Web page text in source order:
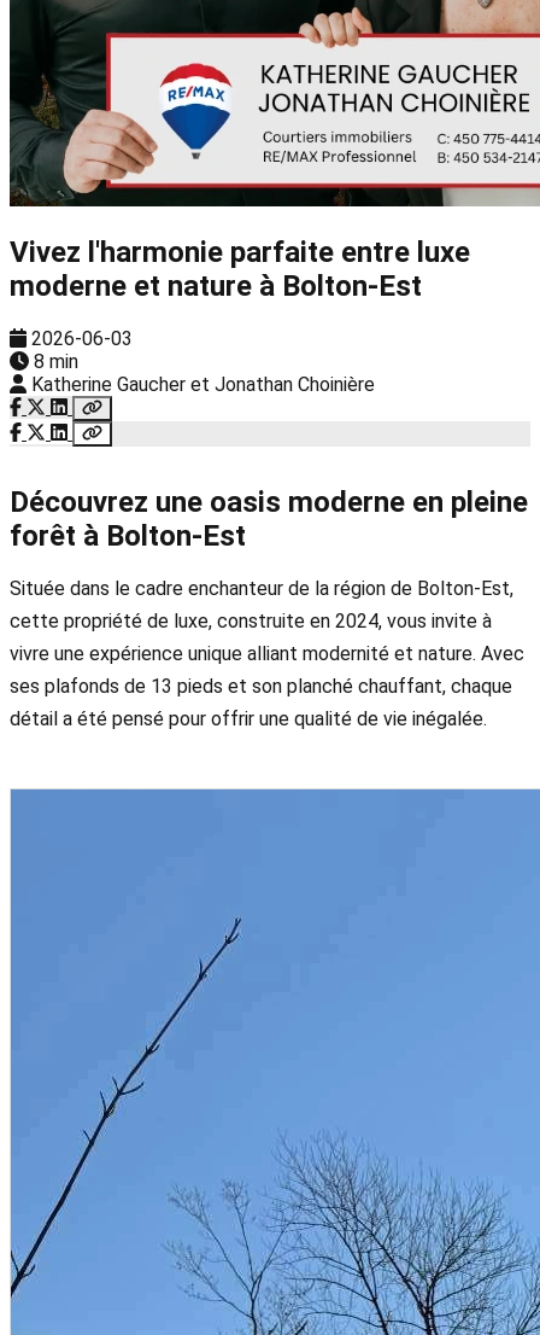
Vivez l'harmonie parfaite entre luxe
moderne et nature à Bolton-Est
2026-06-03
8 min
Katherine Gaucher et Jonathan Choinière
Découvrez une oasis moderne en pleine
forêt à Bolton-Est
Située dans le cadre enchanteur de la région de Bolton-Est,
cette propriété de luxe, construite en 2024, vous invite à
vivre une expérience unique alliant modernité et nature. Avec
ses plafonds de 13 pieds et son planché chauffant, chaque
détail a été pensé pour offrir une qualité de vie inégalée.